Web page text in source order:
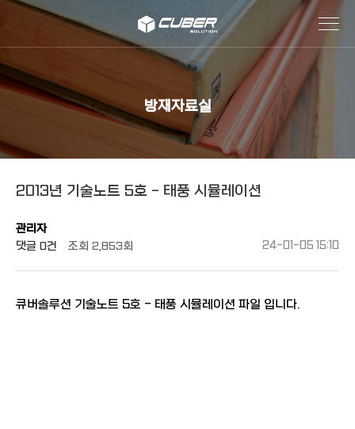
방재자료실
2013년 기술노트 5호 - 태풍 시뮬레이션
관리자
댓글 0건 조회 2,853회 24-01-05 15:10
큐버솔루션 기술노트 5호 - 태풍 시뮬레이션 파일 입니다.